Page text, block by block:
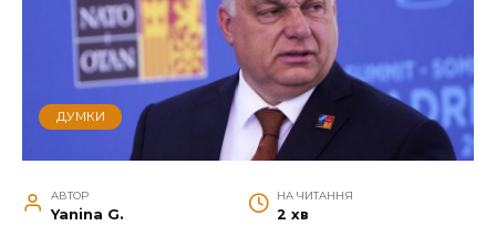
ДУМКИ
АВТОР
Yanina G.
НА ЧИТАННЯ
2 хв